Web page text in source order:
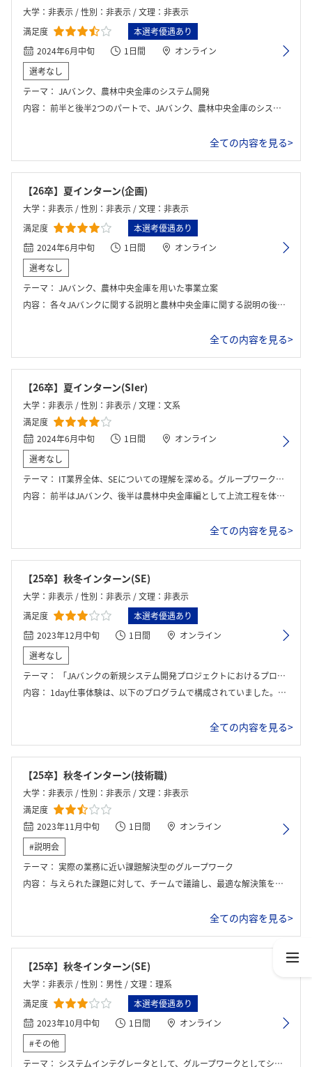
大学：非表示 / 性別：非表示 / 文理：非表示
満足度
本選考優遇あり
2024年6月中旬
1日間
オンライン
選考なし
テーマ： JAバンク、農林中央金庫のシステム開発
内容： 前半と後半2つのパートで、JAバンク、農林中央金庫のシステム開発を行った。その後、座談会もあった。
全ての内容を見る>
【26卒】夏インターン(企画)
大学：非表示 / 性別：非表示 / 文理：非表示
満足度
本選考優遇あり
2024年6月中旬
1日間
オンライン
選考なし
テーマ： JAバンク、農林中央金庫を用いた事業立案
内容： 各々JAバンクに関する説明と農林中央金庫に関する説明の後にそれに対応したグループディスカッションでは新システムを構築する際に必要な機能の選定を課題として行いました。また、最後には座談会がありました。これにより、想像がつきにくい農業×IT×金融の事業に関して学ぶことが出来ました。
全ての内容を見る>
【26卒】夏インターン(SIer)
大学：非表示 / 性別：非表示 / 文理：文系
満足度
2024年6月中旬
1日間
オンライン
選考なし
テーマ： IT業界全体、SEについての理解を深める。グループワークや座談会を通して、農中情報システムを知る。
内容： 前半はJAバンク、後半は農林中央金庫編として上流工程を体験しながらSEの仕事を学んだ。後半は座談会を行った。
全ての内容を見る>
【25卒】秋冬インターン(SE)
大学：非表示 / 性別：非表示 / 文理：非表示
満足度
本選考優遇あり
2023年12月中旬
1日間
オンライン
選考なし
テーマ：
「JAバンクの新規システム開発プロジェクトにおけるプロジェクトマネジメントと要件定義の体験」
内容： 1day仕事体験は、以下のプログラムで構成されていました。まず、IT業界全体の概要やSEの仕事・役割についての講義があり、基礎知識を習得しました。その後、JAバンクの新規システム開発プロジェクトを題材にしたグループワークが行われ、プロジェクトマネジメントや要件定義のプロセスを体験しました。
全ての内容を見る>
【25卒】秋冬インターン(技術職)
大学：非表示 / 性別：非表示 / 文理：非表示
満足度
2023年11月中旬
1日間
オンライン
#説明会
テーマ： 実際の業務に近い課題解決型のグループワーク
内容： 与えられた課題に対して、チームで議論し、最適な解決策を導き出すというプロセス
全ての内容を見る>
【25卒】秋冬インターン(SE)
大学：非表示 / 性別：男性 / 文理：理系
満足度
本選考優遇あり
2023年10月中旬
1日間
オンライン
#その他
テーマ： システムインテグレータとして、グループワークとしてシステムを選んで目的のシステムを完成させるというもの。